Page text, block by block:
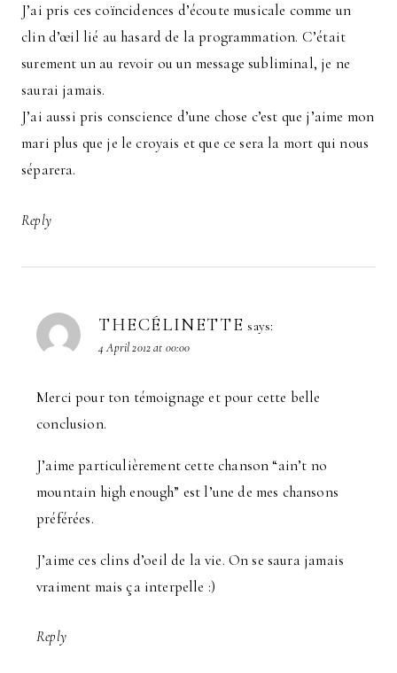
J’ai pris ces coïncidences d’écoute musicale comme un
clin d’œil lié au hasard de la programmation. C’était
surement un au revoir ou un message subliminal, je ne
saurai jamais.
J’ai aussi pris conscience d’une chose c’est que j’aime mon
mari plus que je le croyais et que ce sera la mort qui nous
séparera.
Reply
THECÉLINETTE says:
4 April 2012 at 00:00
Merci pour ton témoignage et pour cette belle
conclusion.
J’aime particulièrement cette chanson “ain’t no
mountain high enough” est l’une de mes chansons
préférées.
J’aime ces clins d’oeil de la vie. On se saura jamais
vraiment mais ça interpelle :)
Reply